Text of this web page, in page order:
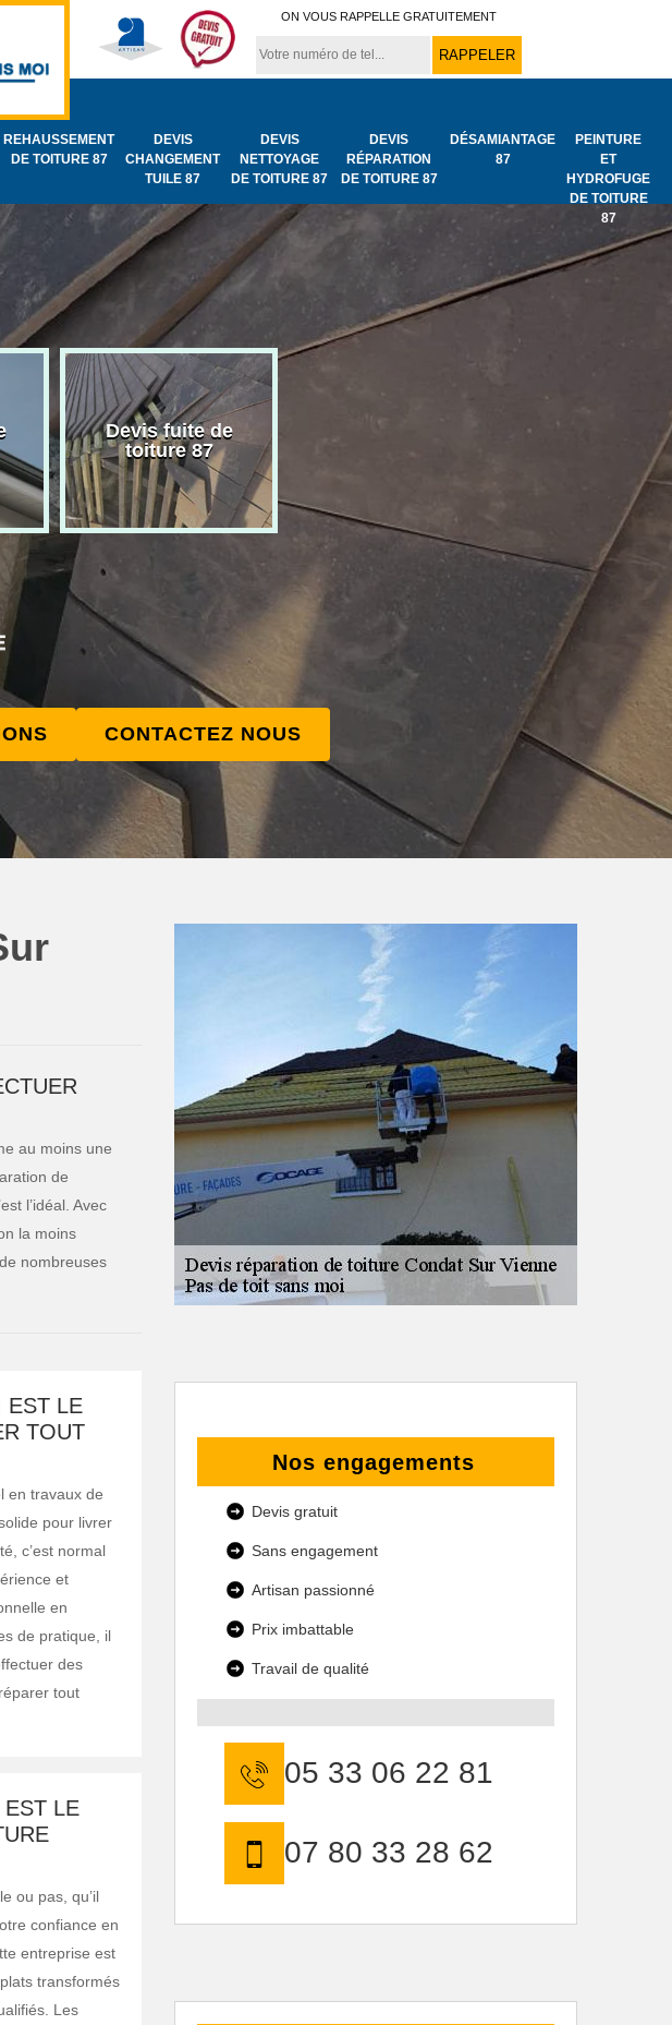
ON VOUS RAPPELLE GRATUITEMENT
REHAUSSEMENT
DE TOITURE 87
DEVIS
CHANGEMENT
TUILE 87
DEVIS
NETTOYAGE
DE TOITURE 87
DEVIS
RÉPARATION
DE TOITURE 87
DÉSAMIANTAGE
87
PEINTURE
ET
HYDROFUGE
DE TOITURE
87
Devis fuite de
toiture 87
Urgence
toiture 87
CONTACTEZ NOUS
au moins une
de
l’idéal. Avec
la moins
nombreuses
EST LE
TOUT
en travaux de
pour livrer
c’est normal
et
en
de pratique, il
des
tout
EST LE
ou pas, qu’il
confiance en
entreprise est
transformés
Les
Nos engagements
Devis gratuit
Sans engagement
Artisan passionné
Prix imbattable
Travail de qualité
05 33 06 22 81
07 80 33 28 62